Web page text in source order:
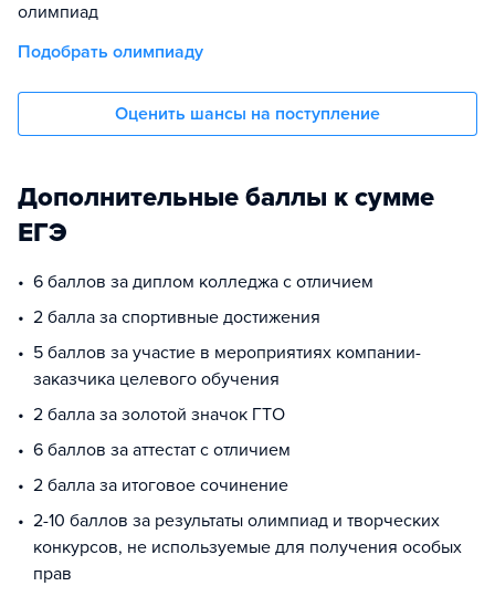
олимпиад
Подобрать олимпиаду
Оценить шансы на поступление
Дополнительные баллы к сумме
ЕГЭ
6 баллов за диплом колледжа с отличием
2 балла за спортивные достижения
5 баллов за участие в мероприятиях компании-
заказчика целевого обучения
2 балла за золотой значок ГТО
6 баллов за аттестат с отличием
2 балла за итоговое сочинение
2-10 баллов за результаты олимпиад и творческих
конкурсов, не используемые для получения особых
прав